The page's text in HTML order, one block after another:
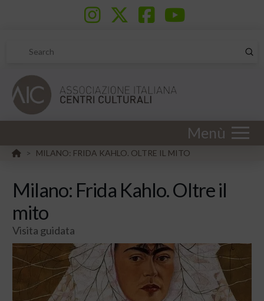
Search
Menù
HOME
> MILANO: FRIDA KAHLO. OLTRE IL MITO
Milano: Frida Kahlo. Oltre il
mito
Visita guidata